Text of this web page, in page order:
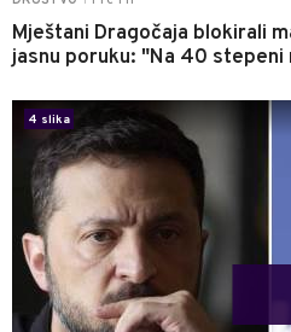
Mještani Dragočaja blokirali
jasnu poruku: "Na 40 stepeni
4 slika